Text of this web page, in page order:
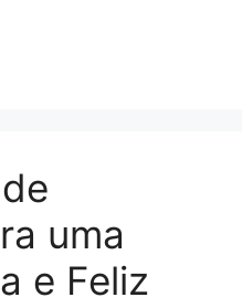
uma
e Feliz